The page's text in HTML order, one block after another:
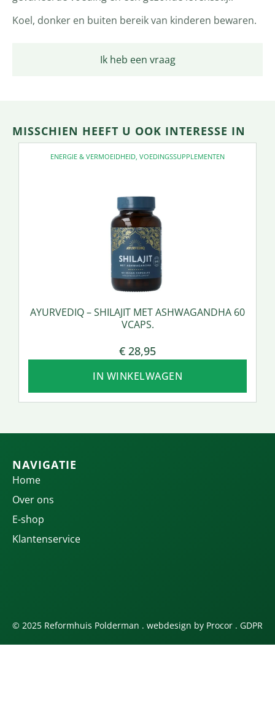
Ik heb een vraag
Koel, donker en buiten bereik van kinderen bewaren.
MISSCHIEN HEEFT U OOK INTERESSE IN
ENERGIE & VERMOEIDHEID VOEDINGSSUPPLEMENTEN
AYURVEDIQ – SHILAJIT MET ASHWAGANDHA 60
VCAPS.
€ 28,95
IN WINKELWAGEN
NAVIGATIE
Home
Over ons
E-shop
Klantenservice
© 2025 Reformhuis Polderman . webdesign by Procor . GDPR